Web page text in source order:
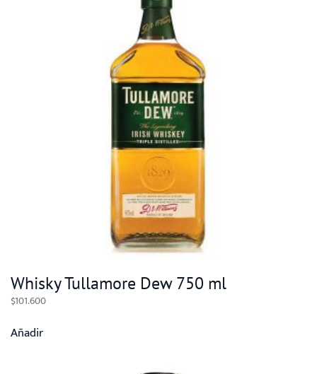
Whisky Tullamore Dew 750 ml
$101.600
Añadir